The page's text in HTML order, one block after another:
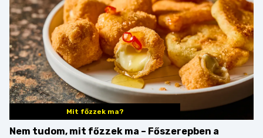
Mit főzzek ma?
Nem tudom, mit főzzek ma – Főszerepben a